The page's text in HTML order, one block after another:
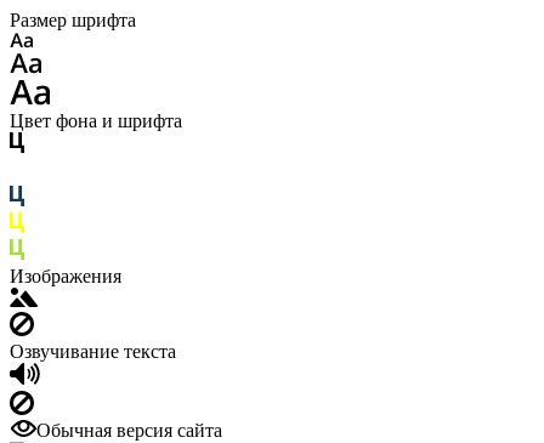
Размер шрифта
Цвет фона и шрифта
Изображения
Озвучивание текста
Обычная версия сайта